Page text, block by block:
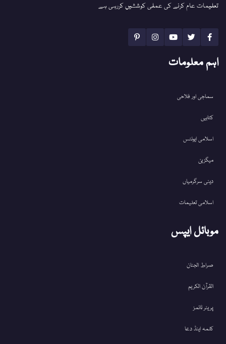
تعلیمات عام کرنے کی عملی کوششیں کررہی ہے
اہم معلومات
سماجی اور فلاحی
کتابیں
اسلامی ایونٹس
میگزین
دینی سرگرمیاں
اسلامی تعلیمات
موبائل ایپس
صراط الجنان
القرآن الکریم
پریئر ٹائمز
کلمہ اینڈ دعا